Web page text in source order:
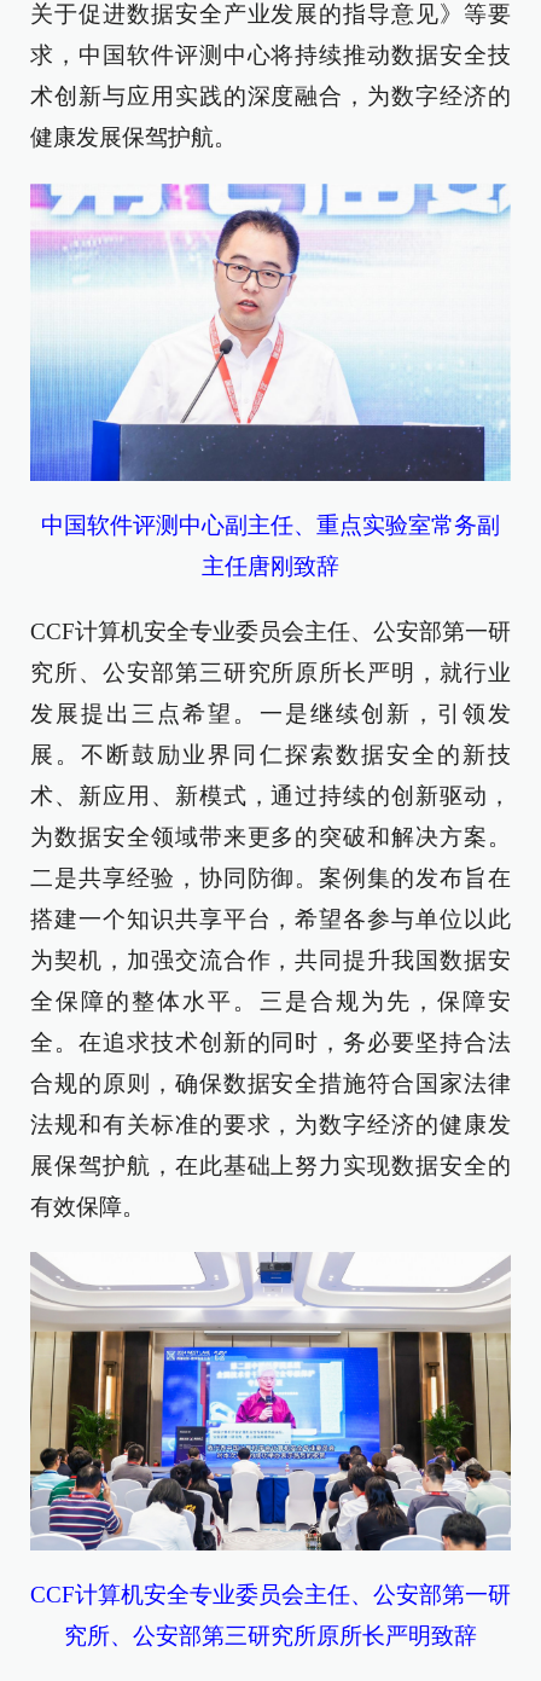
关于促进数据安全产业发展的指导意见》等要
求，中国软件评测中心将持续推动数据安全技
术创新与应用实践的深度融合，为数字经济的
健康发展保驾护航。
中国软件评测中心副主任、重点实验室常务副
主任唐刚致辞
CCF计算机安全专业委员会主任、公安部第一研
究所、公安部第三研究所原所长严明，就行业
发展提出三点希望。一是继续创新，引领发
展。不断鼓励业界同仁探索数据安全的新技
术、新应用、新模式，通过持续的创新驱动，
为数据安全领域带来更多的突破和解决方案。
二是共享经验，协同防御。案例集的发布旨在
搭建一个知识共享平台，希望各参与单位以此
为契机，加强交流合作，共同提升我国数据安
全保障的整体水平。三是合规为先，保障安
全。在追求技术创新的同时，务必要坚持合法
合规的原则，确保数据安全措施符合国家法律
法规和有关标准的要求，为数字经济的健康发
展保驾护航，在此基础上努力实现数据安全的
有效保障。
CCF计算机安全专业委员会主任、公安部第一研
究所、公安部第三研究所原所长严明致辞